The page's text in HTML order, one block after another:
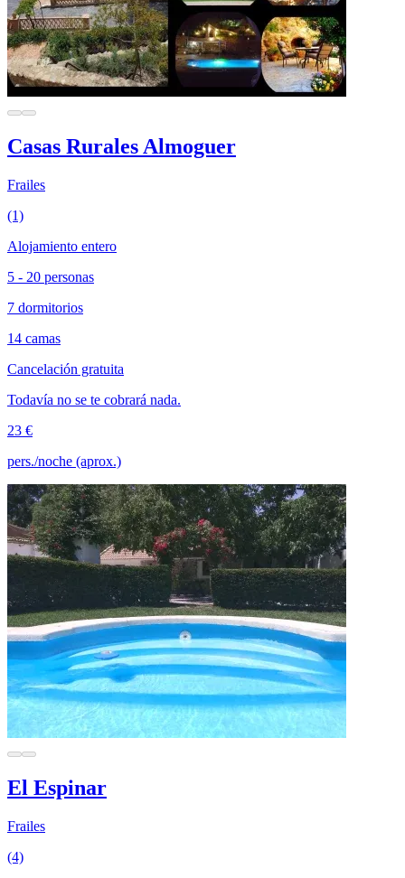
Casas Rurales Almoguer
Frailes
(1)
Alojamiento entero
5 - 20 personas
7 dormitorios
14 camas
Cancelación gratuita
Todavía no se te cobrará nada.
23 €
pers./noche (aprox.)
El Espinar
Frailes
(4)